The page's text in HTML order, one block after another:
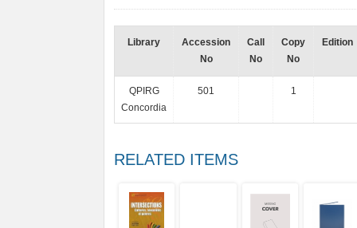
Library
Accession
No
Call
No
Copy
No
Edition
QPIRG
Concordia
501 1
RELATED ITEMS